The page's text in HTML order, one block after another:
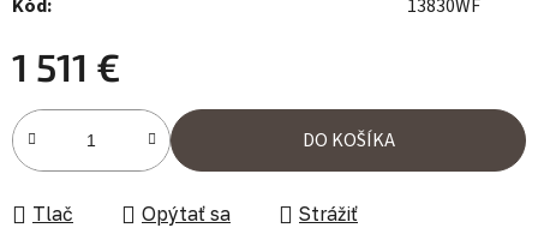
Kód: 13830WF
1 511 €
Jednotková cena:
DO KOŠÍKA
Tlač Opýtať sa
Strážiť